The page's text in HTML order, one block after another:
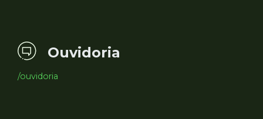
Ouvidoria
/ouvidoria